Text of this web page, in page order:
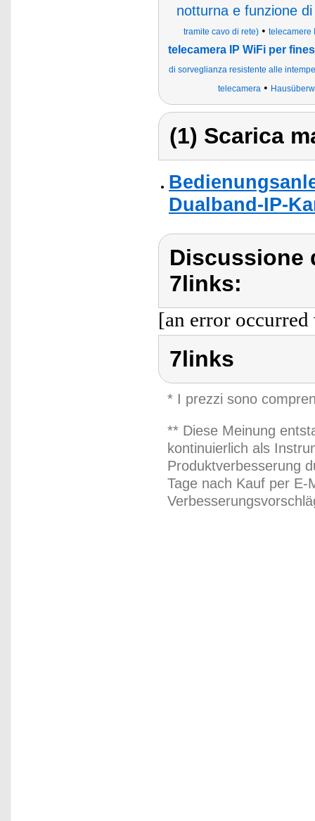
notturna e funzione
tramite cavo di rete)• telecamere
telecamera IP WiFi per
di sorveglianza resistente alle
telecamera •
(1) Scarica
Dualband-IP-
Discussione
7links:
[an error
7links
* I prezzi sono
** Diese Meinung
kontinuierlich als
Produktverbesserung
Tage nach Kauf per E-